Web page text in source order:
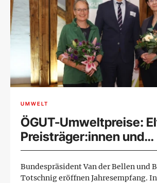
UMWELT
ÖGUT-Umweltpreise:
Preisträger:innen und
nachhaltige Lösungen
des Jahresempfangs
Bundespräsident Van der Bellen und
Totschnig eröffnen Jahresempfang.